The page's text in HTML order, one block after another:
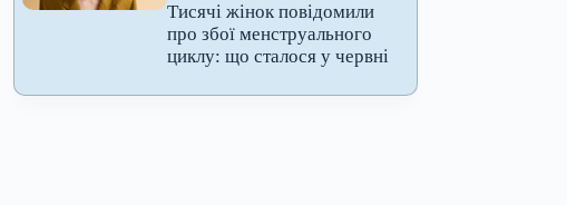
Тисячі жінок повідомили
про збої менструального
циклу: що сталося у червні